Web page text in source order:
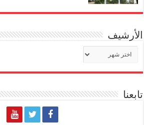
الأرشيف
تابعنا